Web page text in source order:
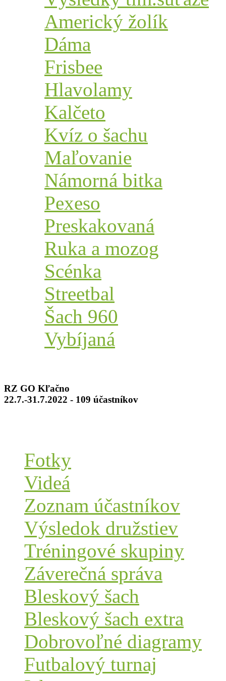
Americký žolík
Dáma
Frisbee
Hlavolamy
Kalčeto
Kvíz o šachu
Maľovanie
Námorná bitka
Pexeso
Preskakovaná
Ruka a mozog
Scénka
Streetbal
Šach 960
Vybíjaná
RZ GO Kľačno
22.7.-31.7.2022 - 109 účastníkov
Fotky
Videá
Zoznam účastníkov
Výsledok družstiev
Tréningové skupiny
Záverečná správa
Bleskový šach
Bleskový šach extra
Dobrovoľné diagramy
Futbalový turnaj